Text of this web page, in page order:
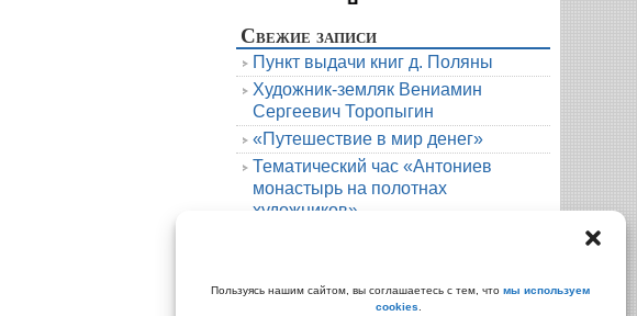
Пользуясь нашим сайтом, вы соглашаетесь с тем, что мы используем
cookies
Свежие записи
Пункт выдачи книг д. Поляны
Художник-земляк Вениамин
Сергеевич Торопыгин
«Путешествие в мир денег»
Тематический час «Антониев
монастырь на полотнах
художников»
Архивы